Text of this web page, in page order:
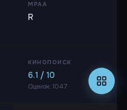
MPAA
R
КИНОПОИСК
6.1 / 10
Оценок: 1047